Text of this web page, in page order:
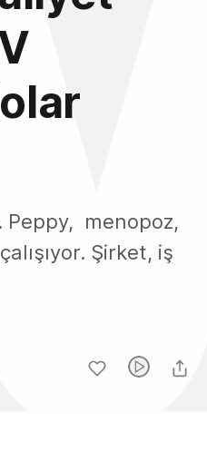
Peppy, menopoz,
Şirket, iş